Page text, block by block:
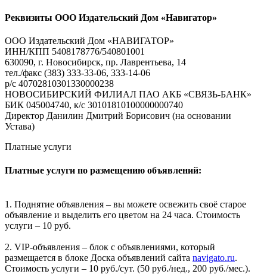
Реквизиты ООО Издательский Дом «Навигатор»
ООО Издательский Дом «НАВИГАТОР»
ИНН/КПП 5408178776/540801001
630090, г. Новосибирск, пр. Лаврентьева, 14
тел./факс (383) 333-33-06, 333-14-06
р/с 40702810301330000238
НОВОСИБИРСКИЙ ФИЛИАЛ ПАО АКБ «СВЯЗЬ-БАНК»
БИК 045004740, к/с 30101810100000000740
Директор Данилин Дмитрий Борисович (на основании
Устава)
Платные услуги
Платные услуги по размещению объявлений:
1. Поднятие объявления – вы можете освежить своё старое
объявление и выделить его цветом на 24 часа. Стоимость
услуги – 10 руб.
2. VIP-объявления – блок с объявлениями, который
размещается в блоке Доска объявлений сайта navigato.ru.
Стоимость услуги – 10 руб./сут. (50 руб./нед., 200 руб./мес.).